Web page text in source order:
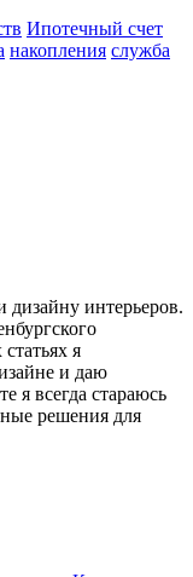
Ипотечный счет
накопления служба
интерьеров.
я
и даю
я всегда стараюсь
решения для